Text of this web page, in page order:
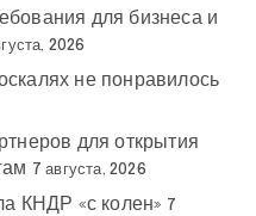
для бизнеса и
2026
не понравилось
для открытия
7 августа, 2026
КНДР «с колен» 7